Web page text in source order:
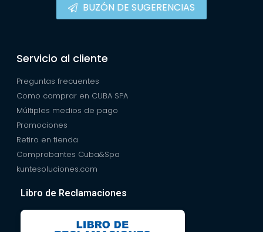
BUZÓN DE SUGERENCIAS
Servicio al cliente
Preguntas frecuentes
Como comprar en CUBA SPA
Múltiples medios de pago
Promociones
Retiro en tienda
Comprobantes Cuba&Spa
kuntesoluciones.com
Libro de Reclamaciones